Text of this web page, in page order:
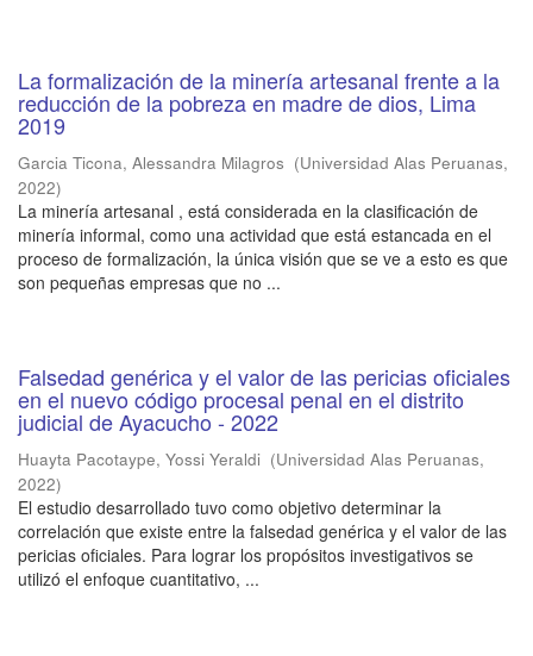
La formalización de la minería artesanal frente a la
reducción de la pobreza en madre de dios, Lima
2019
Garcia Ticona, Alessandra Milagros (Universidad Alas Peruanas,
2022)
La minería artesanal , está considerada en la clasificación de
minería informal, como una actividad que está estancada en el
proceso de formalización, la única visión que se ve a esto es que
son pequeñas empresas que no ...
Falsedad genérica y el valor de las pericias oficiales
en el nuevo código procesal penal en el distrito
judicial de Ayacucho - 2022
Huayta Pacotaype, Yossi Yeraldi (Universidad Alas Peruanas,
2022)
El estudio desarrollado tuvo como objetivo determinar la
correlación que existe entre la falsedad genérica y el valor de las
pericias oficiales. Para lograr los propósitos investigativos se
utilizó el enfoque cuantitativo, ...